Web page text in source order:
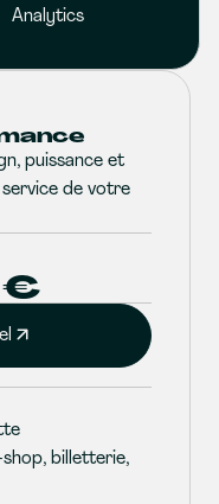
Analytics
puissance et
de votre
€
shop, billetterie,